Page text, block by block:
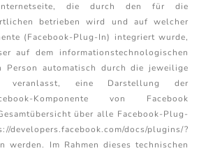
die durch den für die
betrieben wird und auf welcher
(Facebook-Plug-In) integriert wurde,
auf dem informationstechnologischen
Person automatisch durch die jeweilige
veranlasst, eine Darstellung der
Komponente von Facebook
über alle Facebook-Plug-
docs/plugins/?
werden. Im Rahmen dieses technischen